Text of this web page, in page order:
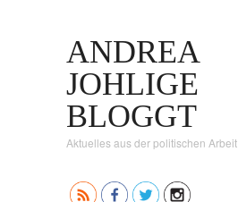
ANDREA
JOHLIGE
BLOGGT
Aktuelles aus der politischen Arbeit